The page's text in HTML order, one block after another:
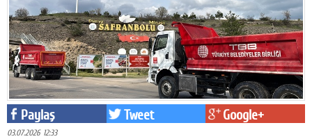
Paylaş Tweet Google+
03.07.2026 12:33